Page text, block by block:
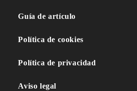
Guía de artículo
Política de cookies
Política de privacidad
Aviso legal